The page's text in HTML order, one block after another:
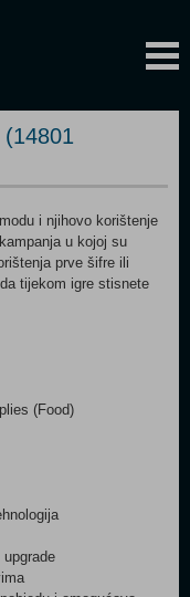
i njihovo korištenje
u kojoj su
prve šifre ili
tijekom igre stisnete
(Food)